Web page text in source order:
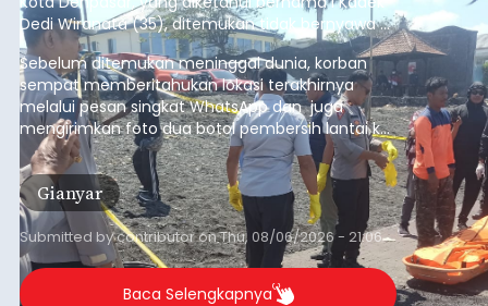
Dedi Wiranata (35), ditemukan tidak bernyawa di
pesisir Pantai Purnama, Sukawati.
Sebelum ditemukan meninggal dunia, korban
sempat memberitahukan lokasi terakhirnya
melalui pesan singkat WhatsApp dan juga
mengirimkan foto dua botol pembersih lantai ke
istrinya.
Gianyar
Submitted bycontributoronThu, 08/06/2026 - 21:06
Baca Selengkapnya